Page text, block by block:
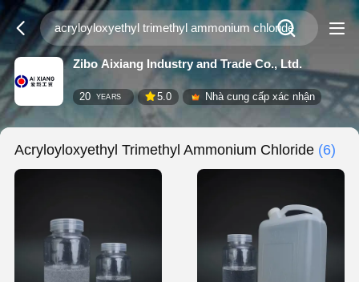
Zibo Aixiang Industry and Trade Co., Ltd.
20 YEARS 5.0 Nhà cung cấp xác nhận
Acryloyloxyethyl Trimethyl Ammonium Chloride (6)